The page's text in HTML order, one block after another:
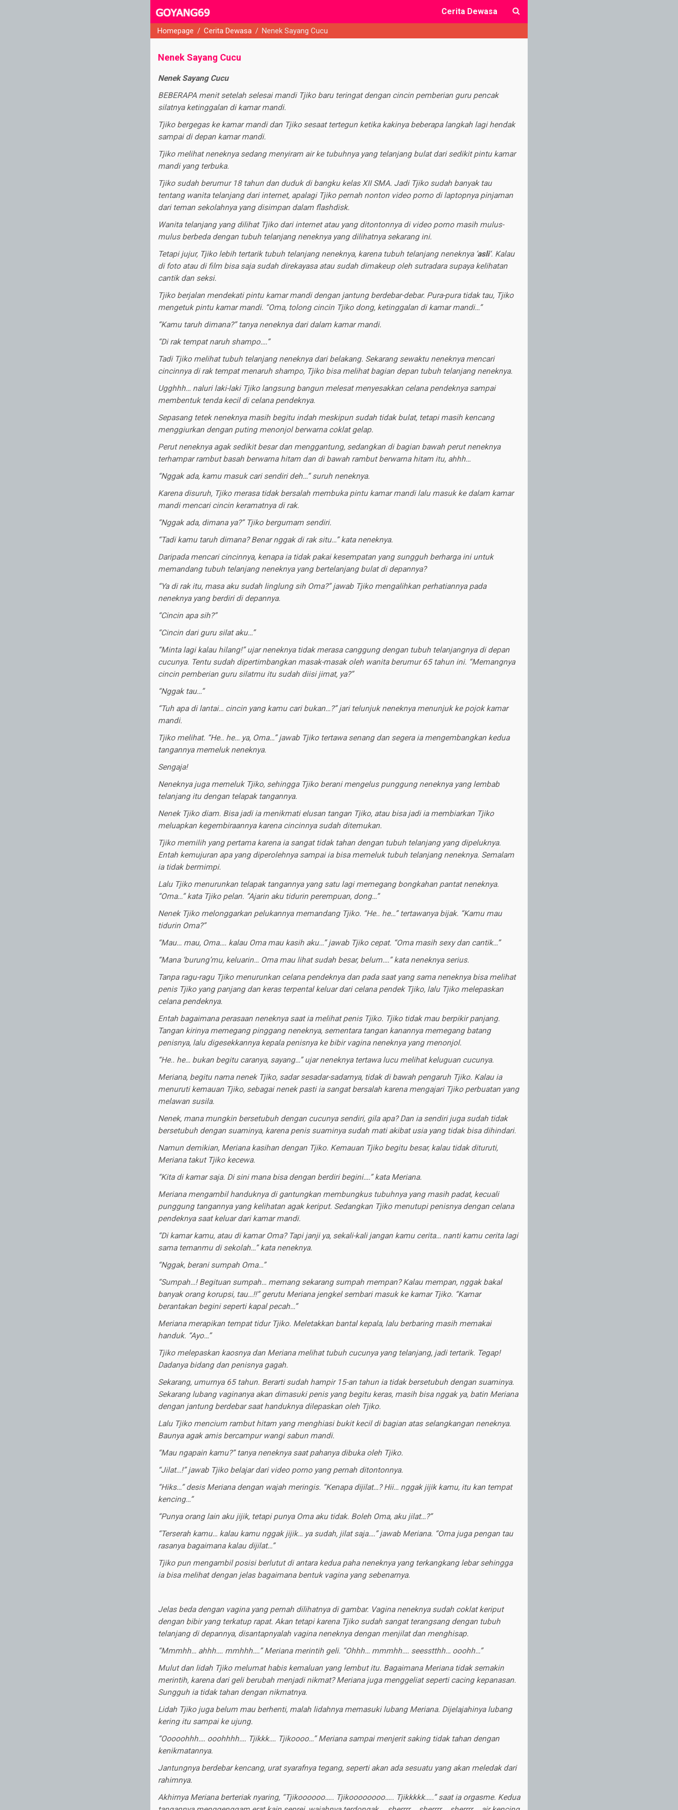
Cerita Dewasa
Homepage / Cerita Dewasa / Nenek Sayang Cucu
Nenek Sayang Cucu
Nenek Sayang Cucu
BEBERAPA menit setelah selesai mandi Tjiko baru teringat dengan cincin pemberian guru pencak
silatnya ketinggalan di kamar mandi.
Tjiko bergegas ke kamar mandi dan Tjiko sesaat tertegun ketika kakinya beberapa langkah lagi hendak
sampai di depan kamar mandi.
Tjiko melihat neneknya sedang menyiram air ke tubuhnya yang telanjang bulat dari sedikit pintu kamar
mandi yang terbuka.
Tjiko sudah berumur 18 tahun dan duduk di bangku kelas XII SMA. Jadi Tjiko sudah banyak tau
tentang wanita telanjang dari internet, apalagi Tjiko pernah nonton video porno di laptopnya pinjaman
dari teman sekolahnya yang disimpan dalam flashdisk.
Wanita telanjang yang dilihat Tjiko dari internet atau yang ditontonnya di video porno masih mulus-
mulus berbeda dengan tubuh telanjang neneknya yang dilihatnya sekarang ini.
Tetapi jujur, Tjiko lebih tertarik tubuh telanjang neneknya, karena tubuh telanjang neneknya ‘ asli‘. Kalau
di foto atau di film bisa saja sudah direkayasa atau sudah dimakeup oleh sutradara supaya kelihatan
cantik dan seksi.
Tjiko berjalan mendekati pintu kamar mandi dengan jantung berdebar-debar. Pura-pura tidak tau, Tjiko
mengetuk pintu kamar mandi. “Oma, tolong cincin Tjiko dong, ketinggalan di kamar mandi…”
“Kamu taruh dimana?” tanya neneknya dari dalam kamar mandi.
“Di rak tempat naruh shampo….”
Tadi Tjiko melihat tubuh telanjang neneknya dari belakang. Sekarang sewaktu neneknya mencari
cincinnya di rak tempat menaruh shampo, Tjiko bisa melihat bagian depan tubuh telanjang neneknya.
Ugghhh… naluri laki-laki Tjiko langsung bangun melesat menyesakkan celana pendeknya sampai
membentuk tenda kecil di celana pendeknya.
Sepasang tetek neneknya masih begitu indah meskipun sudah tidak bulat, tetapi masih kencang
menggiurkan dengan puting menonjol berwarna coklat gelap.
Perut neneknya agak sedikit besar dan menggantung, sedangkan di bagian bawah perut neneknya
terhampar rambut basah berwarna hitam dan di bawah rambut berwarna hitam itu, ahhh…
“Nggak ada, kamu masuk cari sendiri deh…” suruh neneknya.
Karena disuruh, Tjiko merasa tidak bersalah membuka pintu kamar mandi lalu masuk ke dalam kamar
mandi mencari cincin keramatnya di rak.
“Nggak ada, dimana ya?” Tjiko bergumam sendiri.
“Tadi kamu taruh dimana? Benar nggak di rak situ…” kata neneknya.
Daripada mencari cincinnya, kenapa ia tidak pakai kesempatan yang sungguh berharga ini untuk
memandang tubuh telanjang neneknya yang bertelanjang bulat di depannya?
“Ya di rak itu, masa aku sudah linglung sih Oma?” jawab Tjiko mengalihkan perhatiannya pada
neneknya yang berdiri di depannya.
“Cincin apa sih?”
“Cincin dari guru silat aku…”
“Minta lagi kalau hilang!” ujar neneknya tidak merasa canggung dengan tubuh telanjangnya di depan
cucunya. Tentu sudah dipertimbangkan masak-masak oleh wanita berumur 65 tahun ini. “Memangnya
cincin pemberian guru silatmu itu sudah diisi jimat, ya?”
“Nggak tau…”
“Tuh apa di lantai… cincin yang kamu cari bukan…?” jari telunjuk neneknya menunjuk ke pojok kamar
mandi.
Tjiko melihat. “He.. he… ya, Oma…” jawab Tjiko tertawa senang dan segera ia mengembangkan kedua
tangannya memeluk neneknya.
Sengaja!
Neneknya juga memeluk Tjiko, sehingga Tjiko berani mengelus punggung neneknya yang lembab
telanjang itu dengan telapak tangannya.
Nenek Tjiko diam. Bisa jadi ia menikmati elusan tangan Tjiko, atau bisa jadi ia membiarkan Tjiko
meluapkan kegembiraannya karena cincinnya sudah ditemukan.
Tjiko memilih yang pertama karena ia sangat tidak tahan dengan tubuh telanjang yang dipeluknya.
Entah kemujuran apa yang diperolehnya sampai ia bisa memeluk tubuh telanjang neneknya. Semalam
ia tidak bermimpi.
Lalu Tjiko menurunkan telapak tangannya yang satu lagi memegang bongkahan pantat neneknya.
“Oma…” kata Tjiko pelan. “Ajarin aku tidurin perempuan, dong…”
Nenek Tjiko melonggarkan pelukannya memandang Tjiko. “He.. he…” tertawanya bijak. “Kamu mau
tidurin Oma?”
“Mau… mau, Oma…. kalau Oma mau kasih aku…” jawab Tjiko cepat. “Oma masih sexy dan cantik…”
“Mana ‘burung’mu, keluarin… Oma mau lihat sudah besar, belum….” kata neneknya serius.
Tanpa ragu-ragu Tjiko menurunkan celana pendeknya dan pada saat yang sama neneknya bisa melihat
penis Tjiko yang panjang dan keras terpental keluar dari celana pendek Tjiko, lalu Tjiko melepaskan
celana pendeknya.
Entah bagaimana perasaan neneknya saat ia melihat penis Tjiko. Tjiko tidak mau berpikir panjang.
Tangan kirinya memegang pinggang neneknya, sementara tangan kanannya memegang batang
penisnya, lalu digesekkannya kepala penisnya ke bibir vagina neneknya yang menonjol.
“He.. he… bukan begitu caranya, sayang…” ujar neneknya tertawa lucu melihat keluguan cucunya.
Meriana, begitu nama nenek Tjiko, sadar sesadar-sadarnya, tidak di bawah pengaruh Tjiko. Kalau ia
menuruti kemauan Tjiko, sebagai nenek pasti ia sangat bersalah karena mengajari Tjiko perbuatan yang
melawan susila.
Nenek, mana mungkin bersetubuh dengan cucunya sendiri, gila apa? Dan ia sendiri juga sudah tidak
bersetubuh dengan suaminya, karena penis suaminya sudah mati akibat usia yang tidak bisa dihindari.
Namun demikian, Meriana kasihan dengan Tjiko. Kemauan Tjiko begitu besar, kalau tidak dituruti,
Meriana takut Tjiko kecewa.
“Kita di kamar saja. Di sini mana bisa dengan berdiri begini….” kata Meriana.
Meriana mengambil handuknya di gantungkan membungkus tubuhnya yang masih padat, kecuali
punggung tangannya yang kelihatan agak keriput. Sedangkan Tjiko menutupi penisnya dengan celana
pendeknya saat keluar dari kamar mandi.
“Di kamar kamu, atau di kamar Oma? Tapi janji ya, sekali-kali jangan kamu cerita… nanti kamu cerita lagi
sama temanmu di sekolah…” kata neneknya.
“Nggak, berani sumpah Oma…”
“Sumpah…! Begituan sumpah… memang sekarang sumpah mempan? Kalau mempan, nggak bakal
banyak orang korupsi, tau…!!” gerutu Meriana jengkel sembari masuk ke kamar Tjiko. “Kamar
berantakan begini seperti kapal pecah…”
Meriana merapikan tempat tidur Tjiko. Meletakkan bantal kepala, lalu berbaring masih memakai
handuk. “Ayo…”
Tjiko melepaskan kaosnya dan Meriana melihat tubuh cucunya yang telanjang, jadi tertarik. Tegap!
Dadanya bidang dan penisnya gagah.
Sekarang, umurnya 65 tahun. Berarti sudah hampir 15-an tahun ia tidak bersetubuh dengan suaminya.
Sekarang lubang vaginanya akan dimasuki penis yang begitu keras, masih bisa nggak ya, batin Meriana
dengan jantung berdebar saat handuknya dilepaskan oleh Tjiko.
Lalu Tjiko mencium rambut hitam yang menghiasi bukit kecil di bagian atas selangkangan neneknya.
Baunya agak amis bercampur wangi sabun mandi.
“Mau ngapain kamu?” tanya neneknya saat pahanya dibuka oleh Tjiko.
“Jilat…!” jawab Tjiko belajar dari video porno yang pernah ditontonnya.
“Hiks…” desis Meriana dengan wajah meringis. “Kenapa dijilat…? Hii… nggak jijik kamu, itu kan tempat
kencing…”
“Punya orang lain aku jijik, tetapi punya Oma aku tidak. Boleh Oma, aku jilat…?”
“Terserah kamu… kalau kamu nggak jijik… ya sudah, jilat saja….” jawab Meriana. “Oma juga pengan tau
rasanya bagaimana kalau dijilat…”
Tjiko pun mengambil posisi berlutut di antara kedua paha neneknya yang terkangkang lebar sehingga
ia bisa melihat dengan jelas bagaimana bentuk vagina yang sebenarnya.
Jelas beda dengan vagina yang pernah dilihatnya di gambar. Vagina neneknya sudah coklat keriput
dengan bibir yang terkatup rapat. Akan tetapi karena Tjiko sudah sangat terangsang dengan tubuh
telanjang di depannya, disantapnyalah vagina neneknya dengan menjilat dan menghisap.
“Mmmhh… ahhh…. mmhhh….” Meriana merintih geli. “Ohhh… mmmhh…. seesstthh… ooohh…”
Mulut dan lidah Tjiko melumat habis kemaluan yang lembut itu. Bagaimana Meriana tidak semakin
merintih, karena dari geli berubah menjadi nikmat? Meriana juga menggeliat seperti cacing kepanasan.
Sungguh ia tidak tahan dengan nikmatnya.
Lidah Tjiko juga belum mau berhenti, malah lidahnya memasuki lubang Meriana. Dijelajahinya lubang
kering itu sampai ke ujung.
“Ooooohhh…. ooohhhh…. Tjikkk…. Tjikoooo…” Meriana sampai menjerit saking tidak tahan dengan
kenikmatannya.
Jantungnya berdebar kencang, urat syarafnya tegang, seperti akan ada sesuatu yang akan meledak dari
rahimnya.
Akhirnya Meriana berteriak nyaring, “Tjikoooooo….. Tjikoooooooo….. Tjikkkkk…..” saat ia orgasme. Kedua